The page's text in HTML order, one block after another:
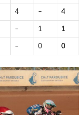
4 – 4
– 1 1
– 0 0